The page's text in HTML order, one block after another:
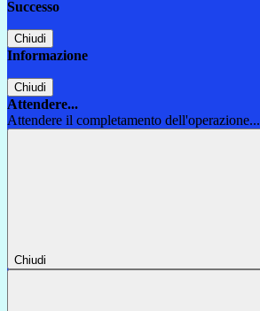
Successo
Chiudi
Informazione
Chiudi
Attendere...
Attendere il completamento dell'operazione...
Chiudi